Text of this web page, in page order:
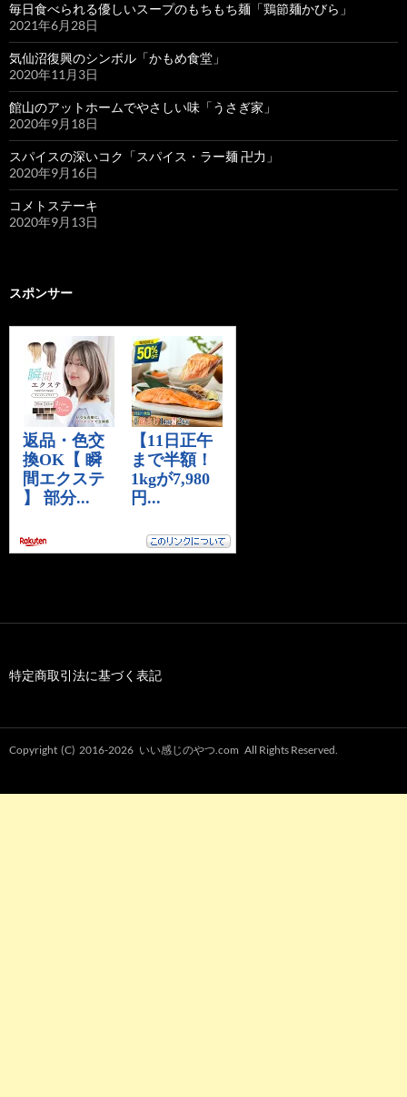
毎日食べられる優しいスープのもちもち麺「鶏節麺かびら」
2021年6月28日
気仙沼復興のシンボル「かもめ食堂」
2020年11月3日
館山のアットホームでやさしい味「うさぎ家」
2020年9月18日
スパイスの深いコク「スパイス・ラー麺 卍力」
2020年9月16日
コメトステーキ
2020年9月13日
スポンサー
特定商取引法に基づく表記
Copyright (C) 2016-2026 いい感じのやつ.com All Rights Reserved.